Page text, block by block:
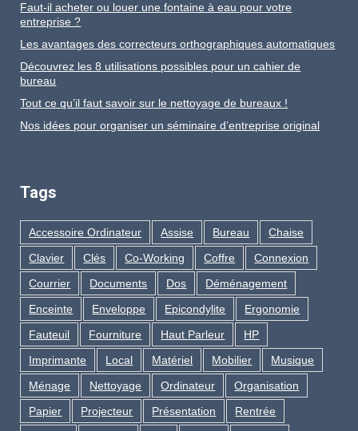
Faut-il acheter ou louer une fontaine à eau pour votre
entreprise ?
Les avantages des correcteurs orthographiques automatiques
Découvrez les 8 utilisations possibles pour un cahier de
bureau
Tout ce qu’il faut savoir sur le nettoyage de bureaux !
Nos idées pour organiser un séminaire d’entreprise original
Tags
Accessoire Ordinateur Assise Bureau
Chaise
Clavier
Clés Co-Working Coffre
Connexion
Courrier
Documents Dos
Déménagement
Enceinte
Enveloppe Epicondylite
Ergonomie
Fauteuil
Fourniture Haut Parleur
HP
Imprimante
Local Matériel Mobilier
Musique
Ménage
Nettoyage Ordinateur
Organisation
Papier
Projecteur Présentation
Rentrée